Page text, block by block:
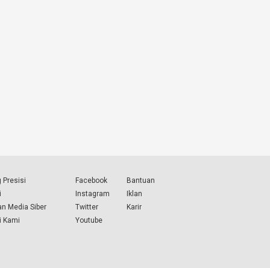
Presisi
Media Siber
Kami
Facebook
Instagram
Twitter
Youtube
Bantuan
Iklan
Karir